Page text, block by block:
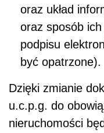
oraz układ
oraz sposób
podpisu
być opatrzone).
Dzięki zmianie
u.c.p.g. do
nieruchomości